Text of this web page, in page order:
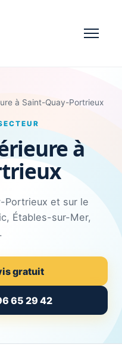
à Saint-Quay-Portrieux
à
Portrieux et sur le
Étables-sur-Mer,
gratuit
65 29 42